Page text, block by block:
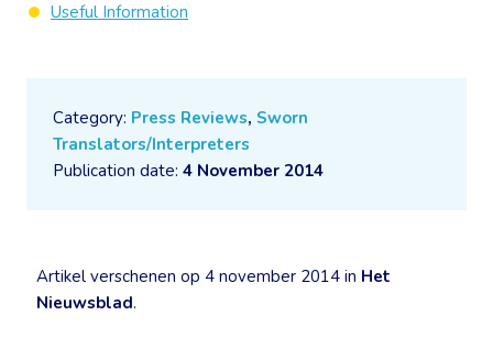
Category: Press Reviews, Sworn
Translators/Interpreters
Publication date: 4 November 2014
Artikel verschenen op 4 november 2014 in Het
Nieuwsblad.
Useful Information